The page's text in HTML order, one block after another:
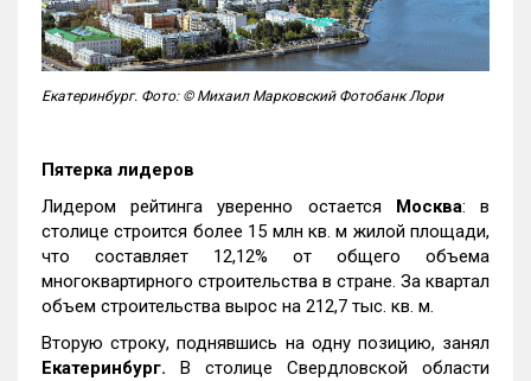
Екатеринбург. Фото: © Михаил Марковский Фотобанк Лори
Пятерка лидеров
Лидером рейтинга уверенно остается Москва: в
столице строится более 15 млн кв. м жилой площади,
что составляет 12,12% от общего объема
многоквартирного строительства в стране. За квартал
объем строительства вырос на 212,7 тыс. кв. м.
Вторую строку, поднявшись на одну позицию, занял
Екатеринбург. В столице Свердловской области